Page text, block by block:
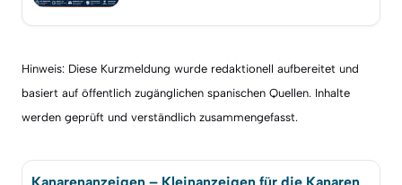
Hinweis: Diese Kurzmeldung wurde redaktionell aufbereitet und
basiert auf öffentlich zugänglichen spanischen Quellen. Inhalte
werden geprüft und verständlich zusammengefasst.